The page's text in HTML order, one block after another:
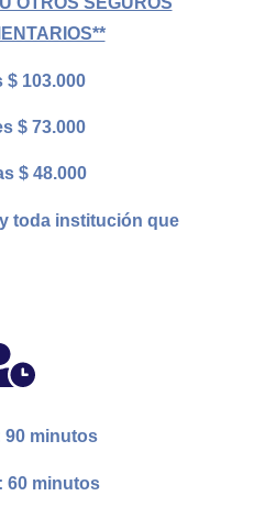
$ 103.000
$ 73.000
$ 48.000
toda institución que
90 minutos
60 minutos